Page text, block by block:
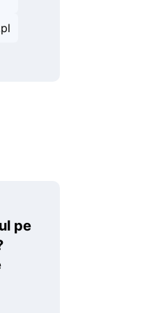
pe